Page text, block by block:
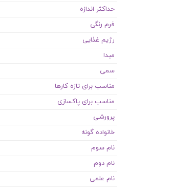
حداکثر اندازه
فرم رنگی
رژیم غذایی
مبدا
سمی
مناسب برای تازه کارها
مناسب برای پاکسازی
پرورشی
خانواده گونه
نام سوم
نام دوم
نام علمی